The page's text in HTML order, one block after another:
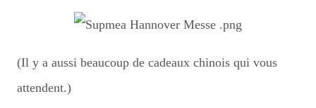
(Il y a aussi beaucoup de cadeaux chinois qui vous
attendent.)